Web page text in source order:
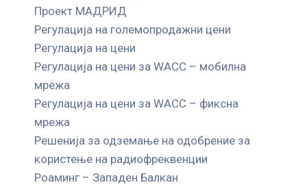
Проект МАДРИД
Регулација на големопродажни цени
Регулација на цени
Регулација на цени за WACC – мобилна
мрежа
Регулација на цени за WACC – фиксна
мрежа
Решенија за одземање на одобрение за
користење на радиофреквенции
Роаминг – Западен Балкан